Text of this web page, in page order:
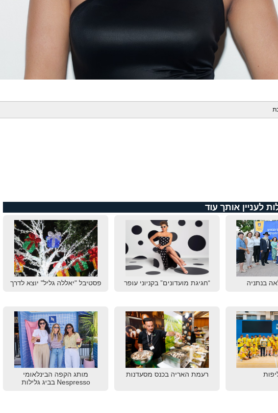
לעניין אותך עוד
בנתניה “חגיגת מועדונים” בקניוני עופר פסטיבל "יאללה גליל" יוצא לדרך
רעמת האריה בכנס מסעדנות
מותג הקפה הבינלאומי
Nespresso בביג גלילות